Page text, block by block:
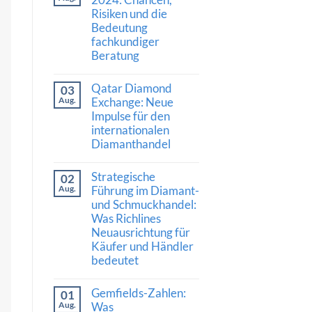
Saphir
erzielt
Rekordpreis:
Was
Auktionsergebnisse
über
hochwertiger
Edelsteine
verraten
Risiken und die
Bedeutung
fachkundiger
Beratung
zu
Diamantmarkt
2024:
Chancen,
Risiken
und
die
Beratung
03
Aug.
Qatar Diamond
Exchange: Neue
Impulse für den
internationalen
Diamanthandel
zu
Qatar
Diamond
Exchange:
Neue
Impulse
für
den
internationalen
Diamanthandel
02
Aug.
Strategische
Führung im Diamant-
und Schmuckhandel:
Was Richlines
Neuausrichtung für
Käufer und Händler
bedeutet
zu
Strategische
01
Aug.
Gemfields-Zahlen:
Was